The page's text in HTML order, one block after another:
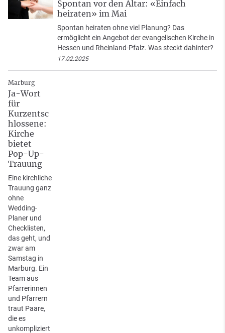
Spontan vor den Altar: «Einfach
heiraten» im Mai
Spontan heiraten ohne viel Planung? Das
ermöglicht ein Angebot der evangelischen Kirche in
Hessen und Rheinland-Pfalz. Was steckt dahinter?
17.02.2025
Marburg
Ja-Wort
für
Kurzentsc
hlossene:
Kirche
bietet
Pop-Up-
Trauung
Eine kirchliche
Trauung ganz
ohne
Wedding-
Planer und
Checklisten,
das geht, und
zwar am
Samstag in
Marburg. Ein
Team aus
Pfarrerinnen
und Pfarrern
traut Paare,
die es
unkompliziert